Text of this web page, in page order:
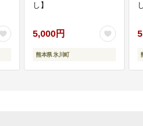
し】
5,000円
熊本県 氷川町